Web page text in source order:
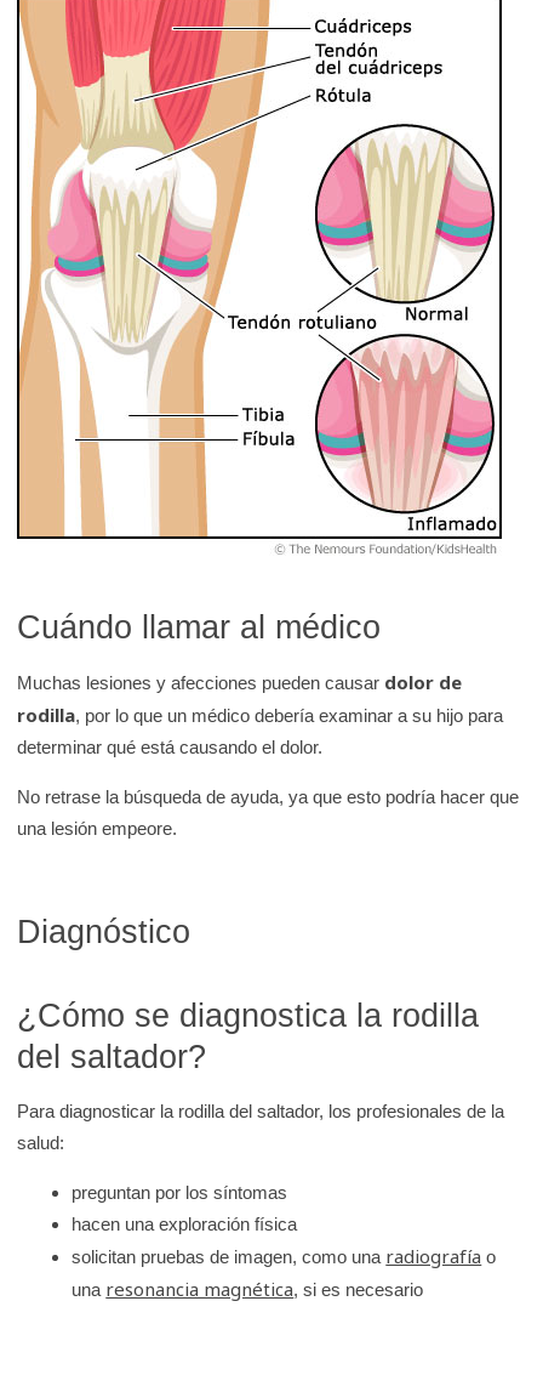
Cuándo llamar al médico
Muchas lesiones y afecciones pueden causar dolor de
rodilla, por lo que un médico debería examinar a su hijo para
determinar qué está causando el dolor.
No retrase la búsqueda de ayuda, ya que esto podría hacer que
una lesión empeore.
Diagnóstico
¿Cómo se diagnostica la rodilla
del saltador?
Para diagnosticar la rodilla del saltador, los profesionales de la
salud:
preguntan por los síntomas
hacen una exploración física
solicitan pruebas de imagen, como una radiografía o
una resonancia magnética, si es necesario